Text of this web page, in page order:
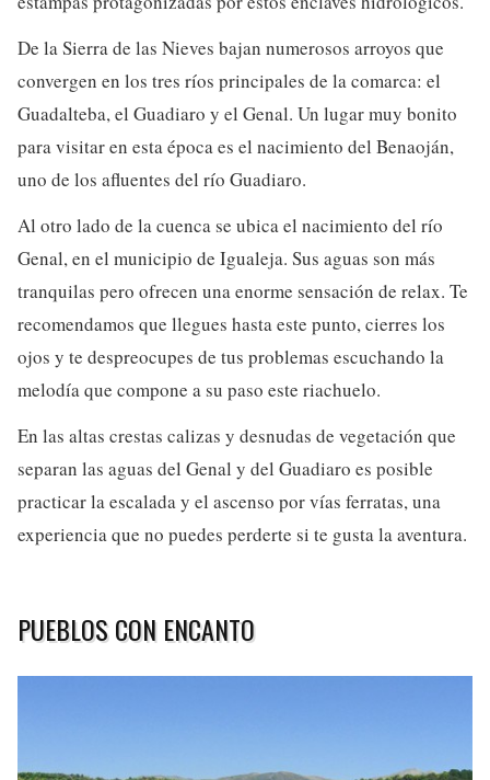
De la Sierra de las Nieves bajan numerosos arroyos que
convergen en los tres ríos principales de la comarca: el
Guadalteba, el Guadiaro y el Genal. Un lugar muy bonito
para visitar en esta época es el nacimiento del Benaoján,
uno de los afluentes del río Guadiaro.
Al otro lado de la cuenca se ubica el nacimiento del río
Genal, en el municipio de Igualeja. Sus aguas son más
tranquilas pero ofrecen una enorme sensación de relax. Te
recomendamos que llegues hasta este punto, cierres los
ojos y te despreocupes de tus problemas escuchando la
melodía que compone a su paso este riachuelo.
En las altas crestas calizas y desnudas de vegetación que
separan las aguas del Genal y del Guadiaro es posible
practicar la escalada y el ascenso por vías ferratas, una
experiencia que no puedes perderte si te gusta la aventura.
PUEBLOS CON ENCANTO